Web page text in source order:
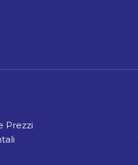
Prezzi